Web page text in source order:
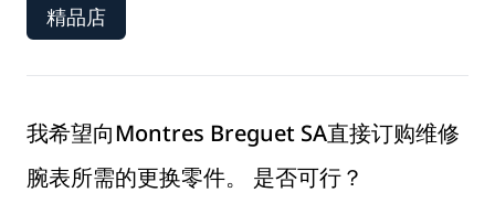
精品店
我希望向Montres Breguet SA直接订购维修
腕表所需的更换零件。 是否可行？